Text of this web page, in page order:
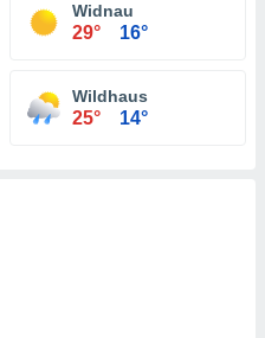
Widnau
29° 16°
Wildhaus
25° 14°